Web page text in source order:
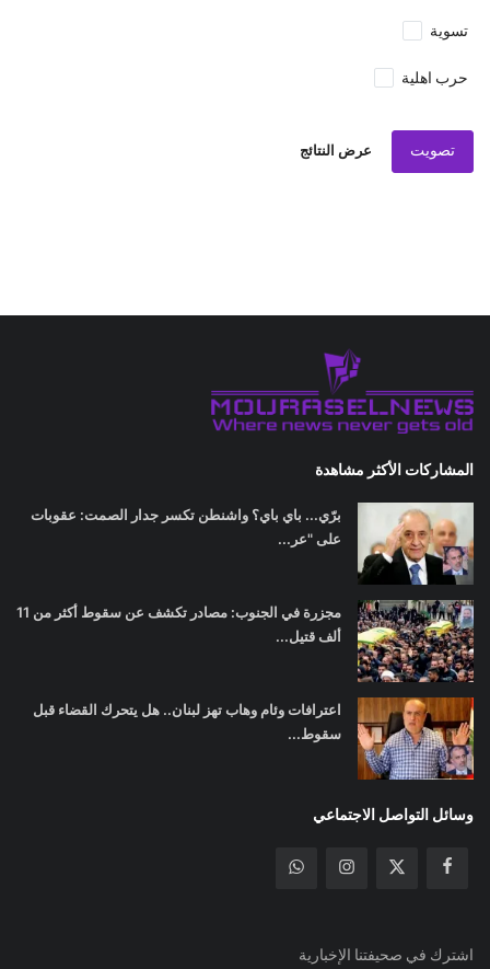
تسوية
حرب اهلية
تصويت عرض النتائج
المشاركات الأكثر مشاهدة
برّي... باي باي؟ واشنطن تكسر جدار الصمت: عقوبات
على "عر...
مجزرة في الجنوب: مصادر تكشف عن سقوط أكثر من 11
ألف قتيل...
اعترافات وئام وهاب تهز لبنان.. هل يتحرك القضاء قبل
سقوط...
وسائل التواصل الاجتماعي
اشترك في صحيفتنا الإخبارية